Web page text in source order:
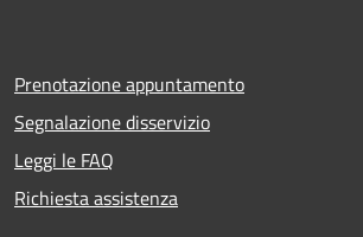
Prenotazione appuntamento
Segnalazione disservizio
Leggi le FAQ
Richiesta assistenza